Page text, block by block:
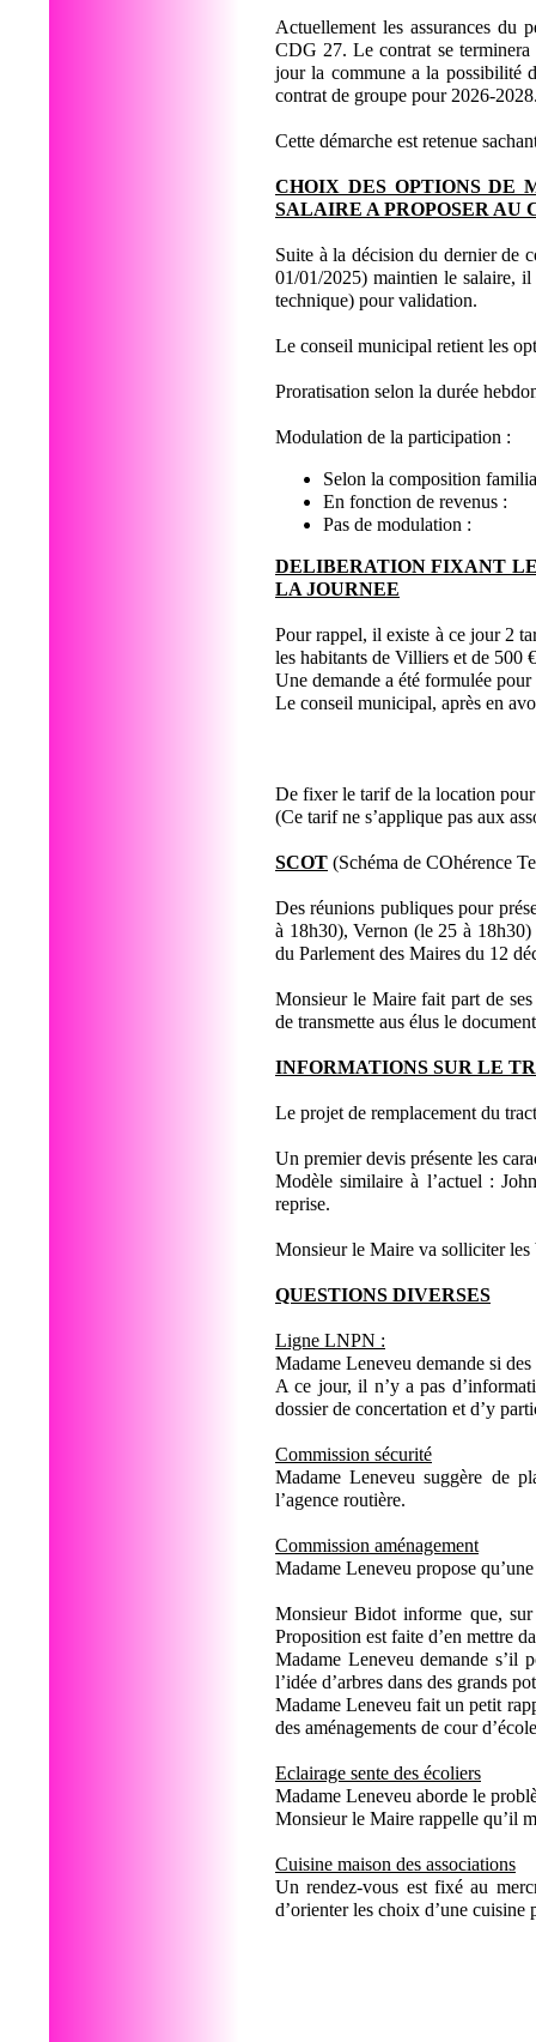
Actuellement les assurances du
CDG 27. Le contrat se
jour la commune a la possibilité
contrat de groupe pour 2026-
Cette démarche est retenue
CHOIX DES OPTIONS DE
SALAIRE A PROPOSER
Suite à la décision du dernier de
01/01/2025) maintien le salaire,
technique) pour validation.
Le conseil municipal retient les
Proratisation selon la durée
Modulation de la participation :
Selon la composition
En fonction de
Pas de modulation
DELIBERATION FIXANT
LA JOURNEE
Pour rappel, il existe à ce jour 2
les habitants de Villiers et de 500
Une demande a été formulée
Le conseil municipal, après en
De fixer le tarif de la location
(Ce tarif ne s’applique pas aux
SCOT (Schéma de COhérence
Des réunions publiques pour
à 18h30), Vernon (le 25 à
du Parlement des Maires du 12
Monsieur le Maire fait part de
de transmette aus élus le
INFORMATIONS SUR LE
Le projet de remplacement du
Un premier devis présente les
Modèle similaire à l’actuel :
reprise.
Monsieur le Maire va solliciter les
QUESTIONS DIVERSES
Ligne LNPN :
Madame Leneveu demande si
A ce jour, il n’y a pas
dossier de concertation et d’y
Commission sécurité
Madame Leneveu suggère de
l’agence routière.
Commission aménagement
Madame Leneveu propose
Monsieur Bidot informe que,
Proposition est faite d’en mettre
Madame Leneveu demande s’il
l’idée d’arbres dans des grands
Madame Leneveu fait un petit
des aménagements de cour
Eclairage sente des écoliers
Madame Leneveu aborde le
Monsieur le Maire rappelle qu’il
Cuisine maison des associations
Un rendez-vous est fixé au
d’orienter les choix d’une cuisine